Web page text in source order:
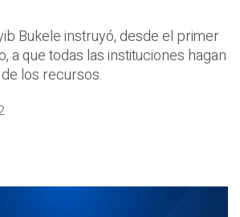
Bukele instruyó, desde el primer
a que todas las instituciones hagan
los recursos.